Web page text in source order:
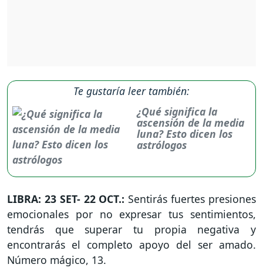
Te gustaría leer también:
¿Qué significa la
ascensión de la media
luna? Esto dicen los
astrólogos
LIBRA: 23 SET- 22 OCT.:Sentirás fuertes presiones
emocionales por no expresar tus sentimientos,
tendrás que superar tu propia negativa y
encontrarás el completo apoyo del ser amado.
Número mágico, 13.